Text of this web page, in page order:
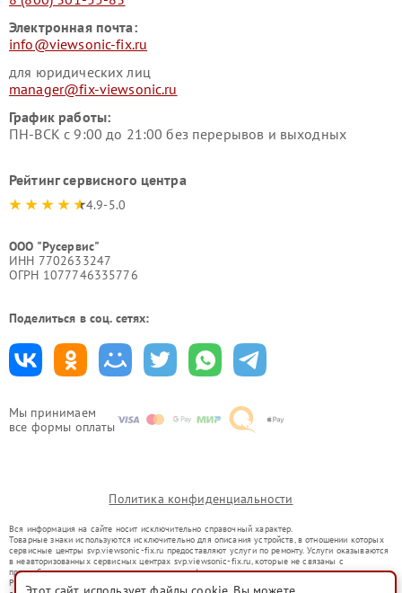
Мы принимаем
все формы оплаты
Электронная почта:
info@viewsonic-fix.ru
для юридических лиц
manager@fix-viewsonic.ru
График работы:
ПН-ВСК с 9:00 до 21:00 без перерывов и выходных
Рейтинг сервисного центра
4.9-5.0
ООО "Русервис"
ИНН 7702633247
ОГРН 1077746335776
Поделиться в соц. сетях:
Политика конфиденциальности
Вся информация на сайте носит исключительно справочный характер.
Товарные знаки используются исключительно для описания устройств, в отношении которых
сервисные центры svp.viewsonic-fix.ru предоставляют услуги по ремонту. Услуги оказываются
в неавторизованных сервисных центрах svp.viewsonic-fix.ru, которые не связаны с
правообладателями товарных знаков или их официальными представителями.
Ремонт осуществляется для устройств, уже введенных в гражданский оборот в соответствии